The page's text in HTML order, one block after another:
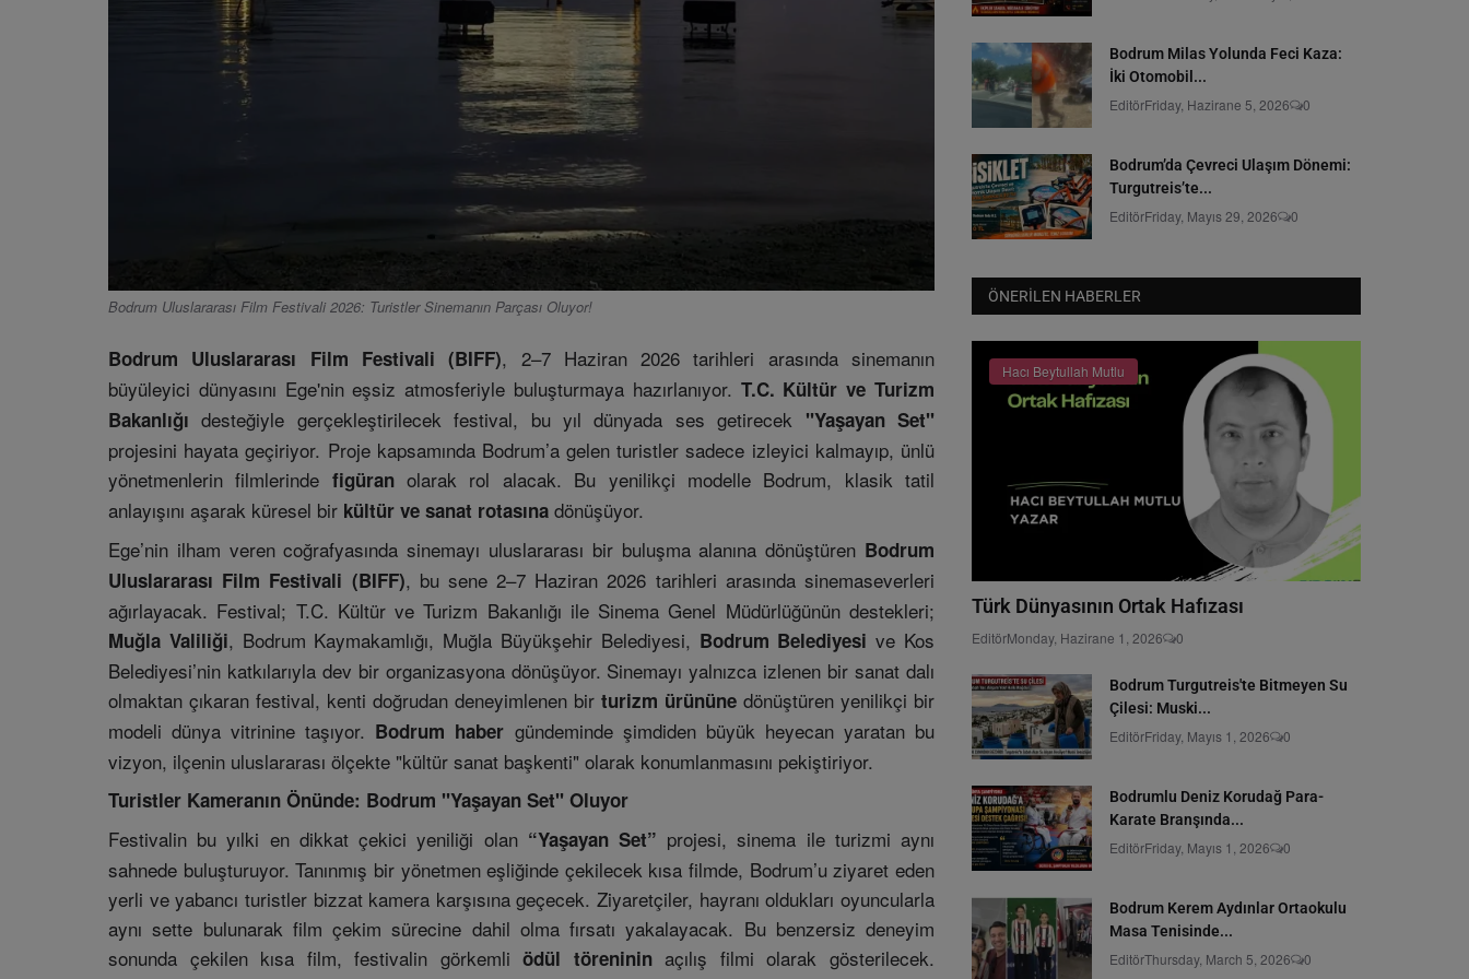
Bodrum Uluslararası Film Festivali 2026: Turistler Sinemanın Parçası Oluyor!
Bodrum Uluslararası Film Festivali (BIFF), 2–7 Haziran 2026 tarihleri arasında sinemanın
büyüleyici dünyasını Ege'nin eşsiz atmosferiyle buluşturmaya hazırlanıyor. T.C. Kültür ve Turizm
Bakanlığı desteğiyle gerçekleştirilecek festival, bu yıl dünyada ses getirecek "Yaşayan Set"
projesini hayata geçiriyor. Proje kapsamında Bodrum’a gelen turistler sadece izleyici kalmayıp, ünlü
yönetmenlerin filmlerinde figüranolarak rol alacak. Bu yenilikçi modelle Bodrum, klasik tatil
anlayışını aşarak küresel bir kültür ve sanat rotasına dönüşüyor.
Ege’nin ilham veren coğrafyasında sinemayı uluslararası bir buluşma alanına dönüştüren Bodrum
Uluslararası Film Festivali (BIFF), bu sene 2–7 Haziran 2026 tarihleri arasında sinemaseverleri
ağırlayacak. Festival; T.C. Kültür ve Turizm Bakanlığı ile Sinema Genel Müdürlüğünün destekleri;
Muğla Valiliği, Bodrum Kaymakamlığı, Muğla Büyükşehir Belediyesi, Bodrum Belediyesi ve Kos
Belediyesi’nin katkılarıyla dev bir organizasyona dönüşüyor. Sinemayı yalnızca izlenen bir sanat dalı
olmaktan çıkaran festival, kenti doğrudan deneyimlenen bir turizm ürününe dönüştüren yenilikçi bir
modeli dünya vitrinine taşıyor. Bodrum haber gündeminde şimdiden büyük heyecan yaratan bu
vizyon, ilçenin uluslararası ölçekte "kültür sanat başkenti" olarak konumlanmasını pekiştiriyor.
Turistler Kameranın Önünde: Bodrum "Yaşayan Set" Oluyor
Festivalin bu yılki en dikkat çekici yeniliği olan “Yaşayan Set” projesi, sinema ile turizmi aynı
sahnede buluşturuyor. Tanınmış bir yönetmen eşliğinde çekilecek kısa filmde, Bodrum’u ziyaret eden
yerli ve yabancı turistler bizzat kamera karşısına geçecek. Ziyaretçiler, hayranı oldukları oyuncularla
aynı sette bulunarak film çekim sürecine dahil olma fırsatı yakalayacak. Bu benzersiz deneyim
sonunda çekilen kısa film, festivalin görkemliödül törenininaçılış filmi olarak gösterilecek.
Bodrum Milas Yolunda Feci Kaza:
İki Otomobil...
EditörFriday, Hazirane 5, 2026 0
Bodrum’da Çevreci Ulaşım Dönemi:
Turgutreis’te...
EditörFriday, Mayıs 29, 2026 0
ÖNERILEN HABERLER
Hacı Beytullah Mutlu
Türk Dünyasının Ortak Hafızası
EditörMonday, Hazirane 1, 2026 0
Bodrum Turgutreis'te Bitmeyen Su
Çilesi: Muski...
EditörFriday, Mayıs 1, 2026 0
Bodrumlu Deniz Korudağ Para-
Karate Branşında...
EditörFriday, Mayıs 1, 2026 0
Bodrum Kerem Aydınlar Ortaokulu
Masa Tenisinde...
EditörThursday, March 5, 2026 0